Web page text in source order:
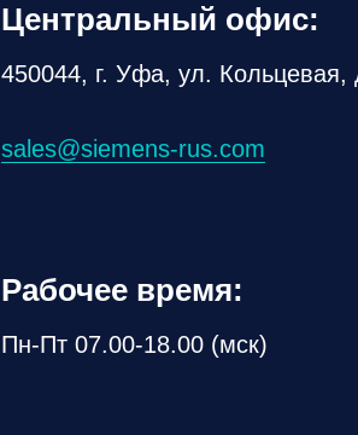
450044, г. Уфа, ул. Кольцевая,
sales@siemens-rus.com
Центральный офис:
Пн-Пт 07.00-18.00 (мск)
Рабочее время: